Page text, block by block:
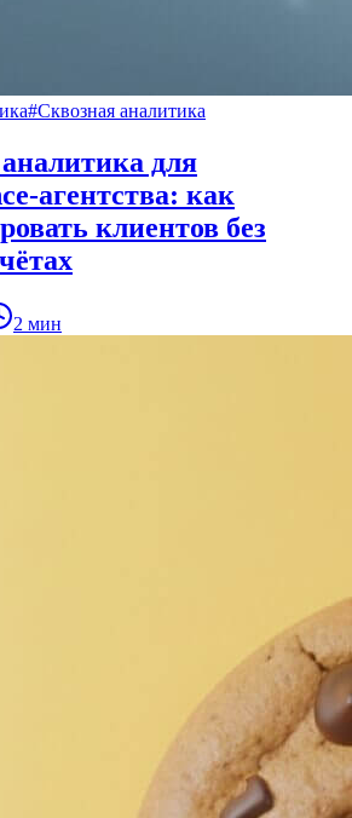
#Сквозная аналитика
для
агентства: как
клиентов без
2 мин